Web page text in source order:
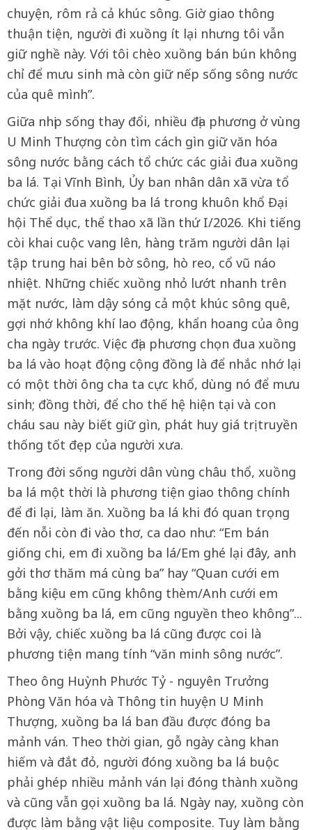
chuyện, rôm rả cả khúc sông. Giờ giao thông
thuận tiện, người đi xuồng ít lại nhưng tôi vẫn
giữ nghề này. Với tôi chèo xuồng bán bún không
chỉ để mưu sinh mà còn giữ nếp sống sông nước
của quê mình”.
Giữa nhịp sống thay đổi, nhiều địa phương ở vùng
U Minh Thượng còn tìm cách gìn giữ văn hóa
sông nước bằng cách tổ chức các giải đua xuồng
ba lá. Tại Vĩnh Bình, Ủy ban nhân dân xã vừa tổ
chức giải đua xuồng ba lá trong khuôn khổ Đại
hội Thể dục, thể thao xã lần thứ I/2026. Khi tiếng
còi khai cuộc vang lên, hàng trăm người dân lại
tập trung hai bên bờ sông, hò reo, cổ vũ náo
nhiệt. Những chiếc xuồng nhỏ lướt nhanh trên
mặt nước, làm dậy sóng cả một khúc sông quê,
gợi nhớ không khí lao động, khẩn hoang của ông
cha ngày trước. Việc địa phương chọn đua xuồng
ba lá vào hoạt động cộng đồng là để nhắc nhớ lại
có một thời ông cha ta cực khổ, dùng nó để mưu
sinh; đồng thời, để cho thế hệ hiện tại và con
cháu sau này biết giữ gìn, phát huy giá trị truyền
thống tốt đẹp của người xưa.
Trong đời sống người dân vùng châu thổ, xuồng
ba lá một thời là phương tiện giao thông chính
để đi lại, làm ăn. Xuồng ba lá khi đó quan trọng
đến nỗi còn đi vào thơ, ca dao như: “Em bán
giống chi, em đi xuồng ba lá/Em ghé lại đây, anh
gởi thơ thăm má cùng ba” hay “Quan cưới em
bằng kiệu em cũng không thèm/Anh cưới em
bằng xuồng ba lá, em cũng nguyền theo không”...
Bởi vậy, chiếc xuồng ba lá cũng được coi là
phương tiện mang tính “văn minh sông nước”.
Theo ông Huỳnh Phước Tỷ - nguyên Trưởng
Phòng Văn hóa và Thông tin huyện U Minh
Thượng, xuồng ba lá ban đầu được đóng ba
mảnh ván. Theo thời gian, gỗ ngày càng khan
hiếm và đắt đỏ, người đóng xuồng ba lá buộc
phải ghép nhiều mảnh ván lại đóng thành xuồng
và cũng vẫn gọi xuồng ba lá. Ngày nay, xuồng còn
được làm bằng vật liệu composite. Tuy làm bằng